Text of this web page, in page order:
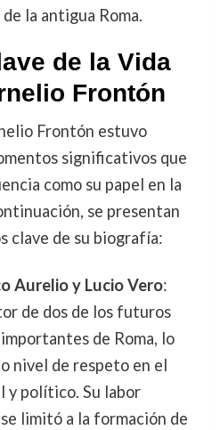
la antigua Roma.
de la Vida
Frontón
Frontón estuvo
significativos que
como su papel en la
se presentan
clave de su biografía:
Aurelio y Lucio Vero:
de dos de los futuros
de Roma, lo
nivel de respeto en el
político. Su labor
limitó a la formación de